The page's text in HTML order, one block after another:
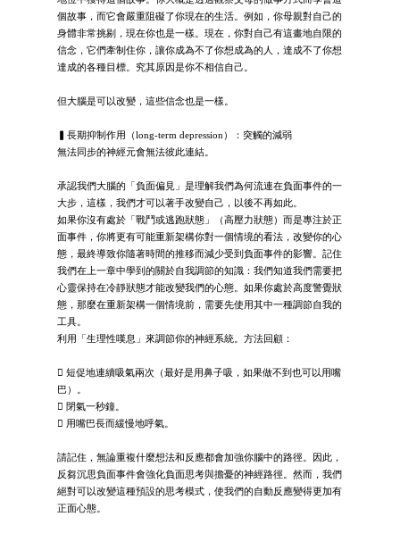
個故事，而它會嚴重阻礙了你現在的生活。例如，你母親對自己的
身體非常挑剔，現在你也是一樣。現在，你對自己有這畫地自限的
信念，它們牽制住你，讓你成為不了你想成為的人，達成不了你想
達成的各種目標。究其原因是你不相信自己。
但大腦是可以改變，這些信念也是一樣。
▍長期抑制作用（long-term depression）：突觸的減弱
無法同步的神經元會無法彼此連結。
承認我們大腦的「負面偏見」是理解我們為何流連在負面事件的一
大步，這樣，我們才可以著手改變自己，以後不再如此。
如果你沒有處於「戰鬥或逃跑狀態」（高壓力狀態）而是專注於正
面事件，你將更有可能重新架構你對一個情境的看法，改變你的心
態，最終導致你隨著時間的推移而減少受到負面事件的影響。記住
我們在上一章中學到的關於自我調節的知識：我們知道我們需要把
心靈保持在冷靜狀態才能改變我們的心態。如果你處於高度警覺狀
態，那麼在重新架構一個情境前，需要先使用其中一種調節自我的
工具。
利用「生理性嘆息」來調節你的神經系統。方法回顧：
 短促地連續吸氣兩次（最好是用鼻子吸，如果做不到也可以用嘴
巴）。
 閉氣一秒鐘。
 用嘴巴長而緩慢地呼氣。
請記住，無論重複什麼想法和反應都會加強你腦中的路徑。因此，
反芻沉思負面事件會強化負面思考與擔憂的神經路徑。然而，我們
絕對可以改變這種預設的思考模式，使我們的自動反應變得更加有
正面心態。